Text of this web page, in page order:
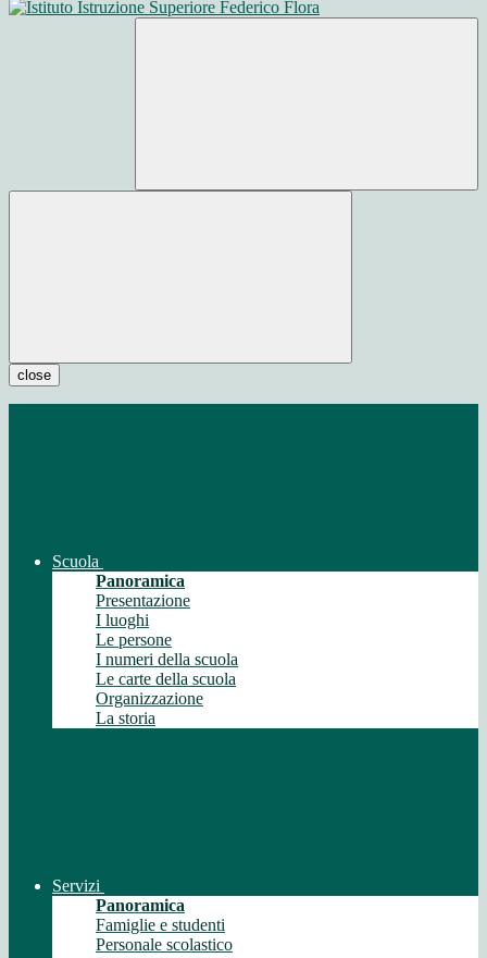
close
Scuola
Panoramica
Presentazione
I luoghi
Le persone
I numeri della scuola
Le carte della scuola
Organizzazione
La storia
Servizi
Panoramica
Famiglie e studenti
Personale scolastico